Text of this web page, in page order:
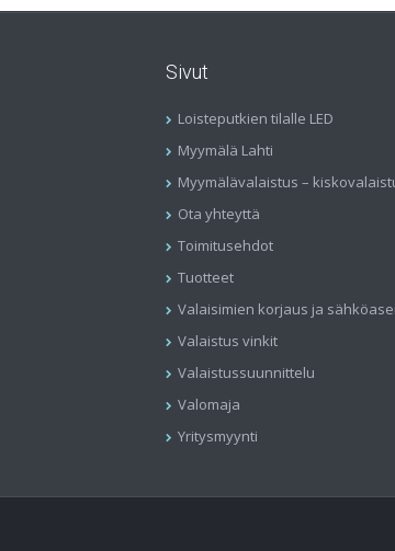
Sivut
Loisteputkien tilalle LED
Myymälä Lahti
Myymälävalaistus –
Ota yhteyttä
Toimitusehdot
Tuotteet
Valaisimien korjaus ja
Valaistus vinkit
Valaistussuunnittelu
Valomaja
Yritysmyynti